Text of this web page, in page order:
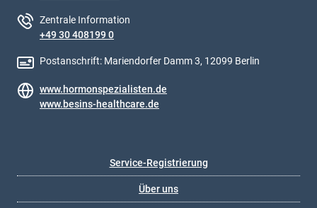
Zentrale Information
+49 30 408199 0
Postanschrift: Mariendorfer Damm 3, 12099 Berlin
www.hormonspezialisten.de
www.besins-healthcare.de
Service-Registrierung
Über uns